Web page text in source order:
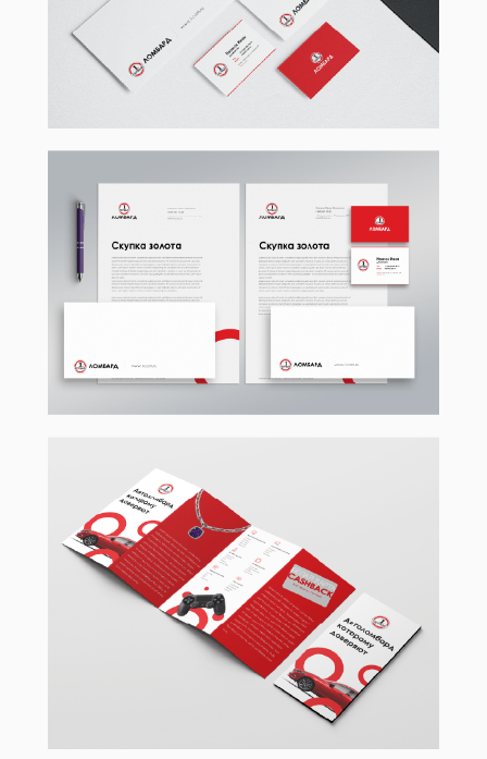
hay.agency
2011-2026 ©hay.agency
Политика конфиденциальности
Телеграм